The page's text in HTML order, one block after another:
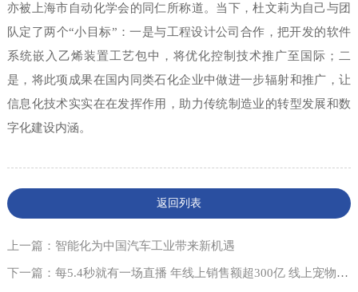
亦被上海市自动化学会的同仁所称道。当下，杜文莉为自己与团
队定了两个“小目标”：一是与工程设计公司合作，把开发的软件
系统嵌入乙烯装置工艺包中，将优化控制技术推广至国际；二
是，将此项成果在国内同类石化企业中做进一步辐射和推广，让
信息化技术实实在在发挥作用，助力传统制造业的转型发展和数
字化建设内涵。
返回列表
上一篇：智能化为中国汽车工业带来新机遇
下一篇：每5.4秒就有一场直播 年线上销售额超300亿 线上宠物经济崛起